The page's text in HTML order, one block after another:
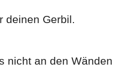
deinen Gerbil.
nicht an den Wänden